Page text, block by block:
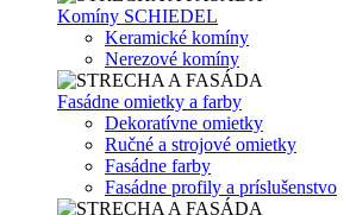
Komíny SCHIEDEL
Keramické komíny
Nerezové komíny
Fasádne omietky a farby
Dekoratívne omietky
Ručné a strojové omietky
Fasádne farby
Fasádne profily a príslušenstvo